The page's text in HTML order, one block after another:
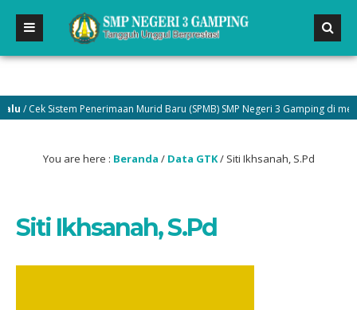
Cek Sistem Penerimaan Murid Baru (SPMB) SMP Negeri 3 Gamping di menu
You are here : Beranda / Data GTK/ Siti Ikhsanah, S.Pd
Siti Ikhsanah, S.Pd